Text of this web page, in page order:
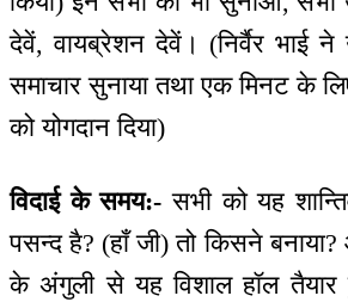
देवें, वायब्रेशन देवें। (निर्वैर भाई
समाचार सुनाया तथा एक मिनट के
को योगदान दिया)
विदाई के समय:- सभी को यह
पसन्द है? (हाँ जी) तो किसने
के अंगुली से यह विशाल हॉल